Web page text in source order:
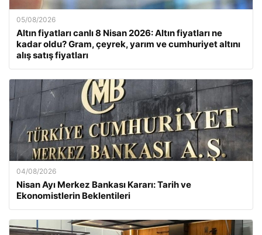
05/08/2026
Altın fiyatları canlı 8 Nisan 2026: Altın fiyatları ne
kadar oldu? Gram, çeyrek, yarım ve cumhuriyet altını
alış satış fiyatları
04/08/2026
Nisan Ayı Merkez Bankası Kararı: Tarih ve
Ekonomistlerin Beklentileri